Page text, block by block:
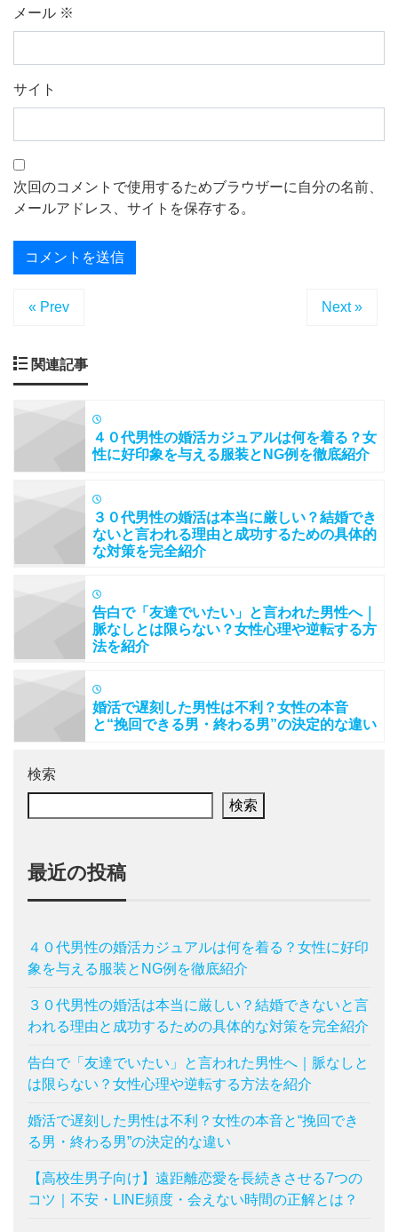
メール ※
サイト
次回のコメントで使用するためブラウザーに自分の名前、
メールアドレス、サイトを保存する。
« Prev Next »
関連記事
４０代男性の婚活カジュアルは何を着る？女
性に好印象を与える服装とNG例を徹底紹介
３０代男性の婚活は本当に厳しい？結婚でき
ないと言われる理由と成功するための具体的
な対策を完全紹介
告白で「友達でいたい」と言われた男性へ｜
脈なしとは限らない？女性心理や逆転する方
法を紹介
婚活で遅刻した男性は不利？女性の本音
と“挽回できる男・終わる男”の決定的な違い
検索
検索
最近の投稿
４０代男性の婚活カジュアルは何を着る？女性に好印
象を与える服装とNG例を徹底紹介
３０代男性の婚活は本当に厳しい？結婚できないと言
われる理由と成功するための具体的な対策を完全紹介
告白で「友達でいたい」と言われた男性へ｜脈なしと
は限らない？女性心理や逆転する方法を紹介
婚活で遅刻した男性は不利？女性の本音と“挽回でき
る男・終わる男”の決定的な違い
【高校生男子向け】遠距離恋愛を長続きさせる7つの
コツ｜不安・LINE頻度・会えない時間の正解とは？